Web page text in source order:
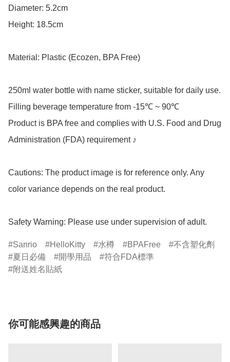
Diameter: 5.2cm
Height: 18.5cm
Material: Plastic (Ecozen, BPA Free)
250ml water bottle with name sticker, suitable for daily use.
Filling beverage temperature from -15℃ ~ 90℃
Product is BPA free and complies with U.S. Food and Drug
Administration (FDA) requirement ♪
Cautions: The product image is for reference only. Any
color variance depends on the real product.
Safety Warning: Please use under supervision of adult.
Sanrio HelloKitty 水樽 BPAFree
不含塑化劑
夏日必備
開學用品
符合FDA標準
附送姓名貼紙
你可能感興趣的商品